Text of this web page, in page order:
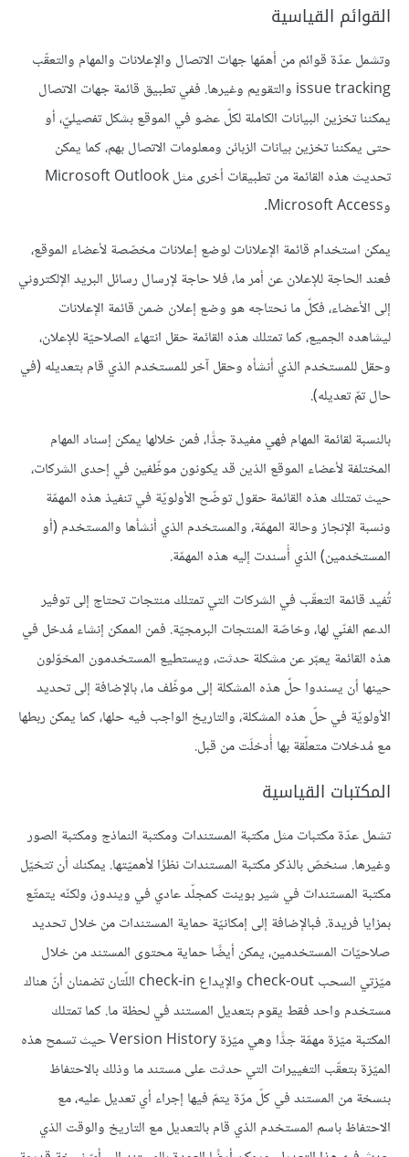
القوائم القياسية
وتشمل عدّة قوائم من أهمّها جهات الاتصال والإعلانات والمهام والتعقّب
issue tracking والتقويم وغيرها. ففي تطبيق قائمة جهات الاتصال
يمكننا تخزين البيانات الكاملة لكلّ عضو في الموقع بشكل تفصيليّ، أو
حتى يمكننا تخزين بيانات الزبائن ومعلومات الاتصال بهم، كما يمكن
تحديث هذه القائمة من تطبيقات أخرى مثل Microsoft Outlook
وMicrosoft Access.
يمكن استخدام قائمة الإعلانات لوضع إعلانات مخصّصة لأعضاء الموقع،
فعند الحاجة للإعلان عن أمر ما، فلا حاجة لإرسال رسائل البريد الإلكتروني
إلى الأعضاء، فكلّ ما نحتاجه هو وضع إعلان ضمن قائمة الإعلانات
ليشاهده الجميع، كما تمتلك هذه القائمة حقل انتهاء الصلاحيّة للإعلان،
وحقل للمستخدم الذي أنشأه وحقل آخر للمستخدم الذي قام بتعديله (في
حال تمّ تعديله).
بالنسبة لقائمة المهام فهي مفيدة جدًّا، فمن خلالها يمكن إسناد المهام
المختلفة لأعضاء الموقع الذين قد يكونون موظّفين في إحدى الشركات،
حيث تمتلك هذه القائمة حقول توضّح الأولويّة في تنفيذ هذه المهمّة
ونسبة الإنجاز وحالة المهمّة، والمستخدم الذي أنشأها والمستخدم (أو
المستخدمين) الذي أُسندت إليه هذه المهمّة.
تُفيد قائمة التعقّب في الشركات التي تمتلك منتجات تحتاج إلى توفير
الدعم الفنّي لها، وخاصّة المنتجات البرمجيّة. فمن الممكن إنشاء مُدخل في
هذه القائمة يعبّر عن مشكلة حدثت، ويستطيع المستخدمون المخوّلون
حينها أن يسندوا حلّ هذه المشكلة إلى موظّف ما، بالإضافة إلى تحديد
الأولويّة في حلّ هذه المشكلة، والتاريخ الواجب فيه حلها، كما يمكن ربطها
مع مُدخلات متعلّقة بها أُدخلَت من قبل.
المكتبات القياسية
تشمل عدّة مكتبات مثل مكتبة المستندات ومكتبة النماذج ومكتبة الصور
وغيرها. سنخصّ بالذكر مكتبة المستندات نظرًا لأهميّتها. يمكنك أن تتخيّل
مكتبة المستندات في شير بوينت كمجلّد عادي في ويندوز، ولكنّه يتمتّع
بمزايا فريدة. فبالإضافة إلى إمكانيّة حماية المستندات من خلال تحديد
صلاحيّات المستخدمين، يمكن أيضًا حماية محتوى المستند من خلال
ميّزتي السحب check-out والإيداع check-in اللّتان تضمنان أنّ هناك
مستخدم واحد فقط يقوم بتعديل المستند في لحظة ما. كما تمتلك
المكتبة ميّزة مهمّة جدًّا وهي ميّزة Version History حيث تسمح هذه
الميّزة بتعقّب التغييرات التي حدثت على مستند ما وذلك بالاحتفاظ
بنسخة من المستند في كلّ مرّة يتمّ فيها إجراء أي تعديل عليه، مع
الاحتفاظ باسم المستخدم الذي قام بالتعديل مع التاريخ والوقت الذي